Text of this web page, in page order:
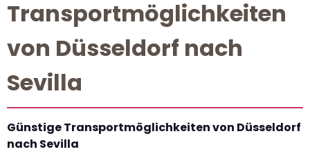
Transportmöglichkeiten
von Düsseldorf nach
Sevilla
Günstige Transportmöglichkeiten von Düsseldorf
nach Sevilla